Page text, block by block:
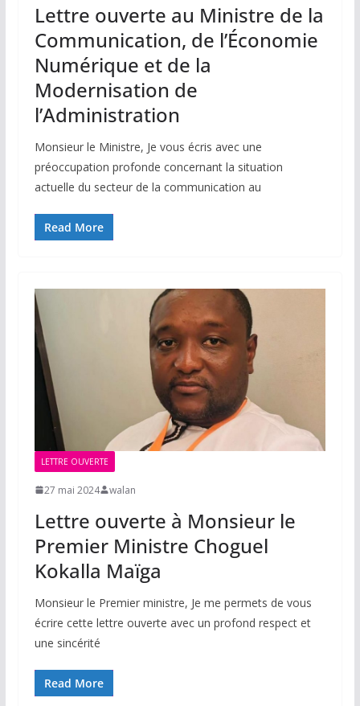
Lettre ouverte au Ministre de la
Communication, de l’Économie
Numérique et de la
Modernisation de
l’Administration
Monsieur le Ministre, Je vous écris avec une
préoccupation profonde concernant la situation
actuelle du secteur de la communication au
Read More
LETTRE OUVERTE
27 mai 2024 walan
Lettre ouverte à Monsieur le
Premier Ministre Choguel
Kokalla Maïga
Monsieur le Premier ministre, Je me permets de vous
écrire cette lettre ouverte avec un profond respect et
une sincérité
Read More